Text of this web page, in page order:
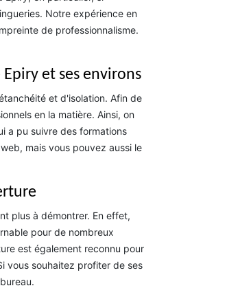
Notre expérience en
de professionnalisme.
et ses environs
et d'isolation. Afin de
en la matière. Ainsi, on
a pu suivre des formations
mais vous pouvez aussi le
plus à démontrer. En effet,
pour de nombreux
est également reconnu pour
vous souhaitez profiter de ses